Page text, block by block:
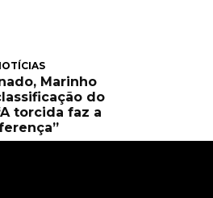
Marinho
do
torcida faz a